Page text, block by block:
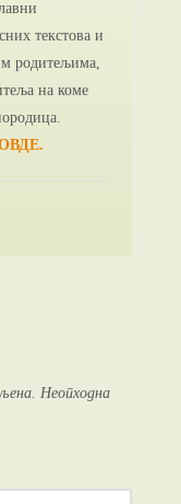
текстова и
родитељима,
на коме
Неопходна